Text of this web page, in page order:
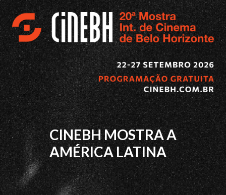
CINEBH MOSTRA A
AMÉRICA LATINA